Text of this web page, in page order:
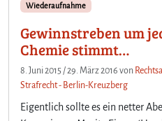
Wiederaufnahme
Gewinnstreben um
Chemie stimmt…
8. Juni 2015 /29. März 2016 von
Strafrecht - Berlin-Kreuzberg
Eigentlich sollte es ein netter